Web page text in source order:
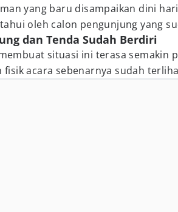
yang baru disampaikan dini
oleh calon pengunjung yang
dan Tenda Sudah Berdiri
situasi ini terasa semakin
fisik acara sebenarnya sudah